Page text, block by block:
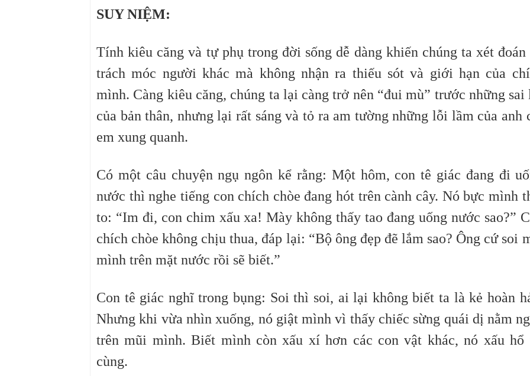
SUY NIỆM:
Tính kiêu căng và tự phụ trong đời sống dễ dàng khiến chúng ta xét đoán
trách móc người khác mà không nhận ra thiếu sót và giới hạn của
mình. Càng kiêu căng, chúng ta lại càng trở nên “đui mù” trước những sai
của bản thân, nhưng lại rất sáng và tỏ ra am tường những lỗi lầm của anh
em xung quanh.
Có một câu chuyện ngụ ngôn kể rằng: Một hôm, con tê giác đang đi
nước thì nghe tiếng con chích chòe đang hót trên cành cây. Nó bực mình
to: “Im đi, con chim xấu xa! Mày không thấy tao đang uống nước sao?”
chích chòe không chịu thua, đáp lại: “Bộ ông đẹp đẽ lắm sao? Ông cứ soi
mình trên mặt nước rồi sẽ biết.”
Con tê giác nghĩ trong bụng: Soi thì soi, ai lại không biết ta là kẻ hoàn
Nhưng khi vừa nhìn xuống, nó giật mình vì thấy chiếc sừng quái dị nằm
trên mũi mình. Biết mình còn xấu xí hơn các con vật khác, nó xấu hổ
cùng.